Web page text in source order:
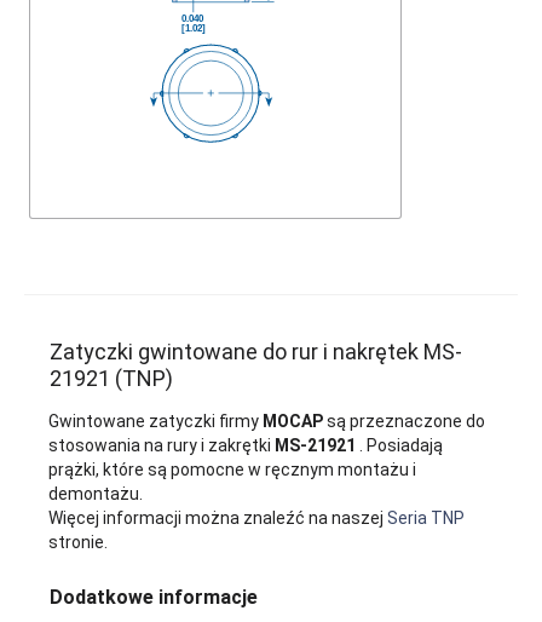
Zatyczki gwintowane do rur i nakrętek MS-
21921 (TNP)
Gwintowane zatyczki firmy MOCAPsą przeznaczone do
stosowania na rury i zakrętki MS-21921. Posiadają
prążki, które są pomocne w ręcznym montażu i
demontażu.
Więcej informacji można znaleźć na naszejSeria TNP
stronie.
Dodatkowe informacje